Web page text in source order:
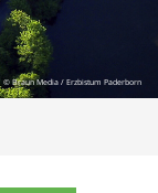
© Stephan Kreye